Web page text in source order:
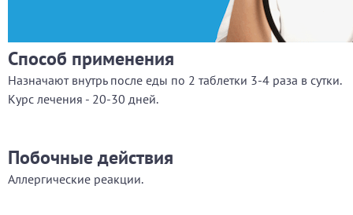
Способ применения
Назначают внутрь после еды по 2 таблетки 3-4 раза в сутки.
Курс лечения - 20-30 дней.
Побочные действия
Аллергические реакции.